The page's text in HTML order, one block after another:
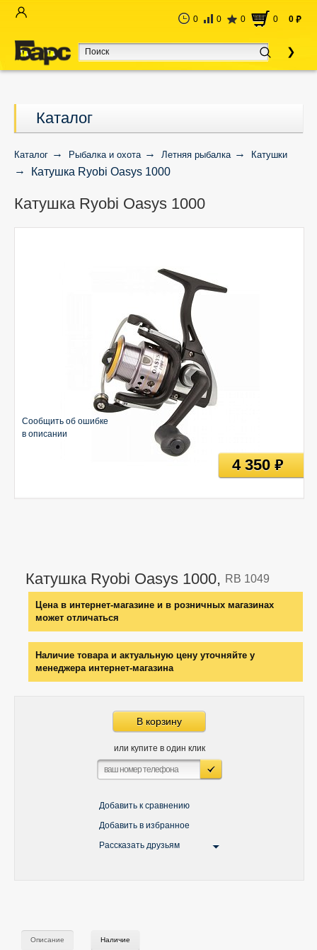
0 0 0 0 0 руб
Каталог
Каталог Рыбалка и охота Летняя рыбалка Катушки
Катушка Ryobi Oasys 1000
Катушка Ryobi Oasys 1000
Катушка Ryobi Oasys 1000, RB 1049
Цена в интернет-магазине и в розничных магазинах
может отличаться
Наличие товара и актуальную цену уточняйте у
менеджера интернет-магазина
В корзину
или купите в один клик
Добавить к сравнению
Добавить в избранное
Рассказать друзьям
Сообщить об ошибке
в описании
4 350руб
Описание Наличие